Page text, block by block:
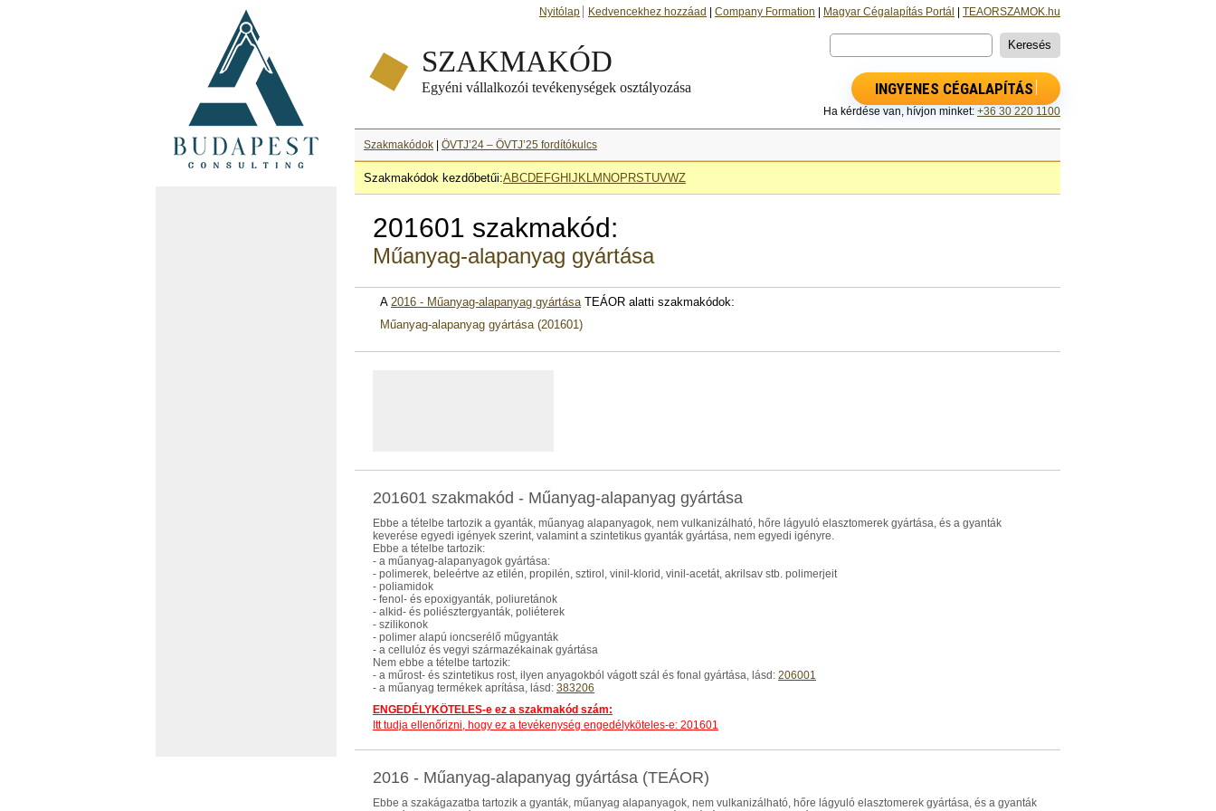
Nyitólap Kedvencekhez hozzáad Company Formation Magyar Cégalapítás Portál TEAORSZAMOK.hu
INGYENES CÉGALAPÍTÁS
Ha kérdése van, hívjon minket: +36 30 220 1100
Szakmakódok ÖVTJ’24 – ÖVTJ’25 fordítókulcs
Szakmakódok kezdőbetűi:ABCDE FGH J KLM NOP RSTUVWZ
201601 szakmakód:
Műanyag-alapanyag gyártása
A 2016 - Műanyag-alapanyag gyártásaTEÁOR alatti szakmakódok:
Műanyag-alapanyag gyártása (201601)
201601 szakmakód - Műanyag-alapanyag gyártása
Ebbe a tételbe tartozik a gyanták, műanyag alapanyagok, nem vulkanizálható, hőre lágyuló elasztomerek gyártása, és a gyanták
keverése egyedi igények szerint, valamint a szintetikus gyanták gyártása, nem egyedi igényre.
Ebbe a tételbe tartozik:
- a műanyag-alapanyagok gyártása:
- polimerek, beleértve az etilén, propilén, sztirol, vinil-klorid, vinil-acetát, akrilsav stb. polimerjeit
- poliamidok
- fenol- és epoxigyanták, poliuretánok
- alkid- és poliésztergyanták, poliéterek
- szilikonok
- polimer alapú ioncserélő műgyanták
- a cellulóz és vegyi származékainak gyártása
Nem ebbe a tételbe tartozik:
- a műrost- és szintetikus rost, ilyen anyagokból vágott szál és fonal gyártása, lásd: 206001
- a műanyag termékek aprítása, lásd: 383206
ENGEDÉLYKÖTELES-e ez a szakmakód szám:
Itt tudja ellenőrizni, hogy ez a tevékenység engedélyköteles-e: 201601
2016 - Műanyag-alapanyag gyártása (TEÁOR)
Ebbe a szakágazatba tartozik a gyanták, műanyag alapanyagok, nem vulkanizálható, hőre lágyuló elasztomerek gyártása, és a gyanták